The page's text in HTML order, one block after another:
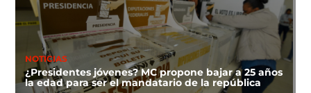
NOTICIAS
¿Presidentes jóvenes? MC propone bajar a 25 años
la edad para ser el mandatario de la república